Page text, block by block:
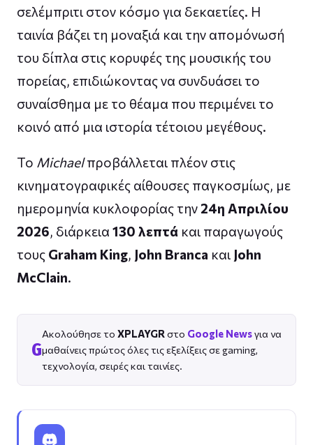
σελέμπριτι στον κόσμο για δεκαετίες. Η
ταινία βάζει τη μοναξιά και την απομόνωσή
του δίπλα στις κορυφές της μουσικής του
πορείας, επιδιώκοντας να συνδυάσει το
συναίσθημα με το θέαμα που περιμένει το
κοινό από μια ιστορία τέτοιου μεγέθους.
Το Michaelπροβάλλεται πλέον στις
κινηματογραφικές αίθουσες παγκοσμίως, με
ημερομηνία κυκλοφορίας την 24η Απριλίου
2026, διάρκεια 130 λεπτά και παραγωγούς
τους Graham King, John Branca και John
McClain.
G
Ακολούθησε το XPLAYGR στο Google Newsγια να
μαθαίνεις πρώτος όλες τις εξελίξεις σε gaming,
τεχνολογία, σειρές και ταινίες.